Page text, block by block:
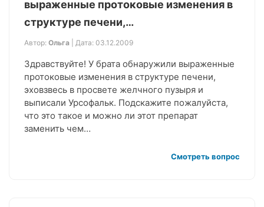
выраженные протоковые изменения в
структуре печени,…
Автор: Ольга | Дата: 03.12.2009
Здравствуйте! У брата обнаружили выраженные
протоковые изменения в структуре печени,
эховзвесь в просвете желчного пузыря и
выписали Урсофальк. Подскажите пожалуйста,
что это такое и можно ли этот препарат
заменить чем…
Смотреть вопрос